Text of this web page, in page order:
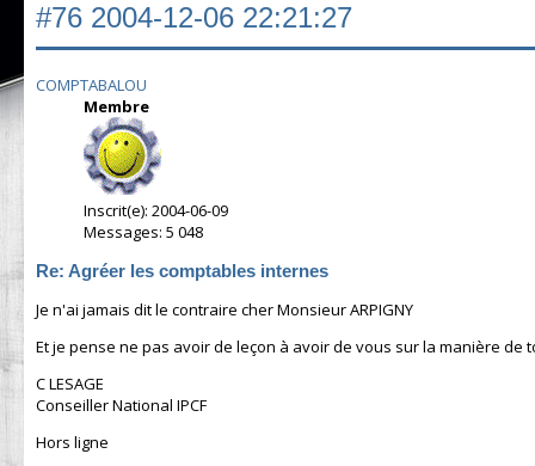
#76 2004-12-06 22:21:27
COMPTABALOU
Membre
Inscrit(e): 2004-06-09
Messages: 5 048
Re: Agréer les comptables internes
Je n'ai jamais dit le contraire cher Monsieur ARPIGNY
Et je pense ne pas avoir de leçon à avoir de vous sur la manière de
C LESAGE
Conseiller National IPCF
Hors ligne